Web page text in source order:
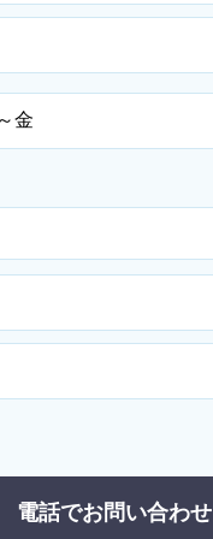
金
電話でお問い合わせ